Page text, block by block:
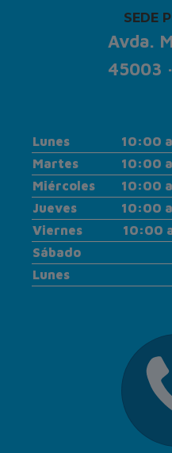
SEDE
Avda.
45003
Lunes
10:00
Martes
10:00
Miércoles
10:00
Jueves
10:00
Viernes
10:00
Sábado
Lunes